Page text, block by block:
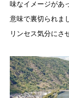
味なイメージがあ
意味で裏切られま
リンセス気分にさ